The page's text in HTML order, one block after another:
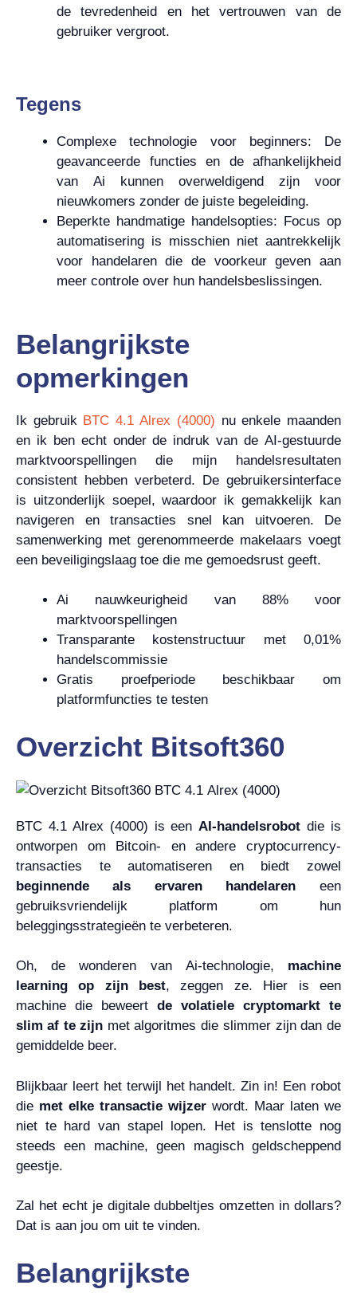
de tevredenheid en het vertrouwen van de
gebruiker vergroot.
Tegens
Complexe technologie voor beginners: De
geavanceerde functies en de afhankelijkheid
van Ai kunnen overweldigend zijn voor
nieuwkomers zonder de juiste begeleiding.
Beperkte handmatige handelsopties: Focus op
automatisering is misschien niet aantrekkelijk
voor handelaren die de voorkeur geven aan
meer controle over hun handelsbeslissingen.
Belangrijkste
opmerkingen
Ik gebruik BTC 4.1 Alrex (4000) nu enkele maanden
en ik ben echt onder de indruk van de AI-gestuurde
marktvoorspellingen die mijn handelsresultaten
consistent hebben verbeterd. De gebruikersinterface
is uitzonderlijk soepel, waardoor ik gemakkelijk kan
navigeren en transacties snel kan uitvoeren. De
samenwerking met gerenommeerde makelaars voegt
een beveiligingslaag toe die me gemoedsrust geeft.
Ai nauwkeurigheid van 88% voor
marktvoorspellingen
Transparante kostenstructuur met 0,01%
handelscommissie
Gratis proefperiode beschikbaar om
platformfuncties te testen
Overzicht Bitsoft360
BTC 4.1 Alrex (4000) is een AI-handelsrobot die is
ontworpen om Bitcoin- en andere cryptocurrency-
transacties te automatiseren en biedt zowel
beginnende als ervaren handelaren een
gebruiksvriendelijk platform om hun
beleggingsstrategieën te verbeteren.
Oh, de wonderen van Ai-technologie, machine
learning op zijn best, zeggen ze. Hier is een
machine die beweert de volatiele cryptomarkt te
slim af te zijn met algoritmes die slimmer zijn dan de
gemiddelde beer.
Blijkbaar leert het terwijl het handelt. Zin in! Een robot
die met elke transactie wijzer wordt. Maar laten we
niet te hard van stapel lopen. Het is tenslotte nog
steeds een machine, geen magisch geldscheppend
geestje.
Zal het echt je digitale dubbeltjes omzetten in dollars?
Dat is aan jou om uit te vinden.
Belangrijkste